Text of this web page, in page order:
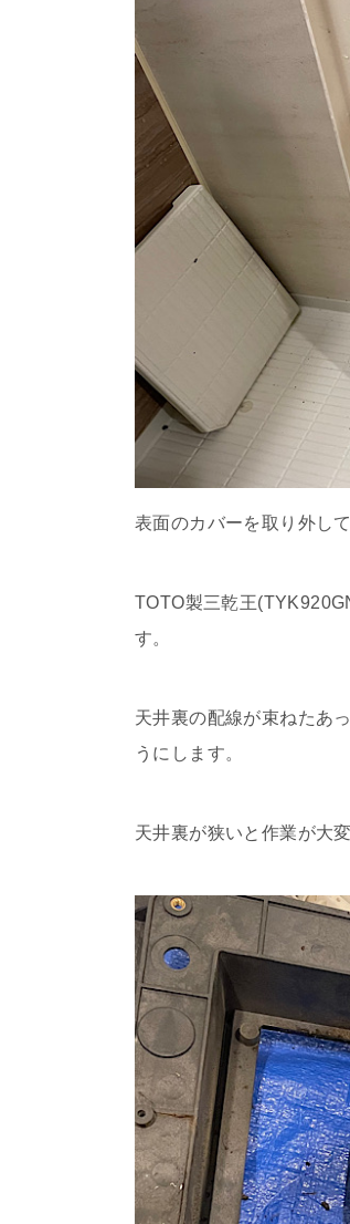
表面のカバーを取り外し
TOTO製三乾王
す。
天井裏の配線が束ねたあ
うにします。
天井裏が狭いと作業が大